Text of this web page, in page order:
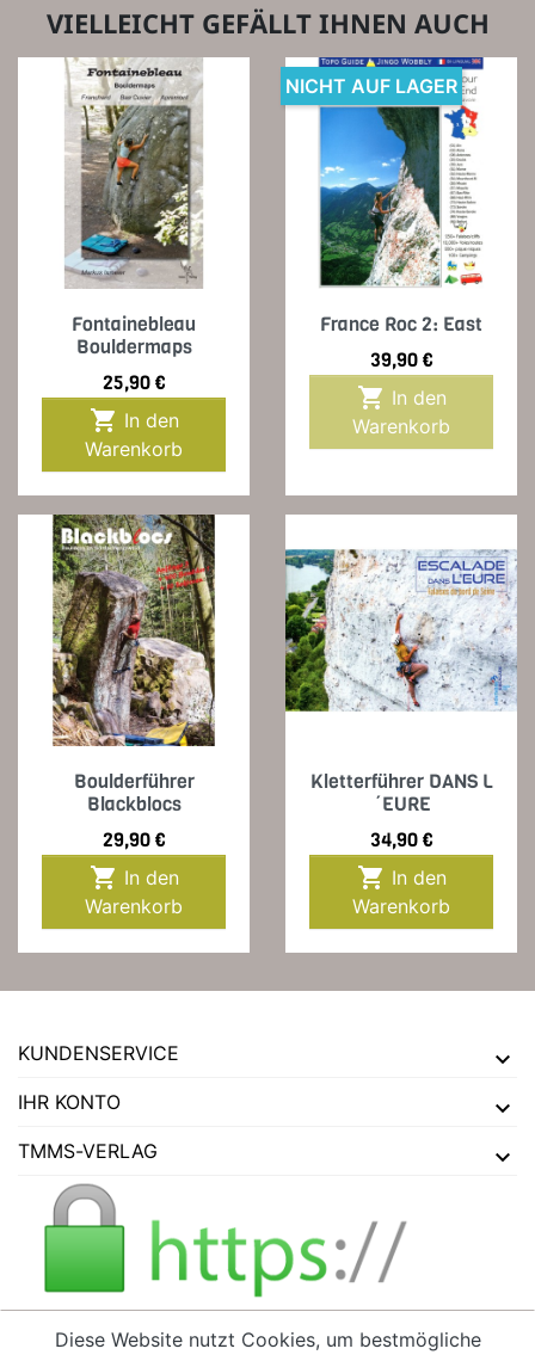
VIELLEICHT GEFÄLLT IHNEN AUCH
Fontainebleau
Bouldermaps
Preis
25,90 €

Warenkorb
France Roc 2: East
Preis
39,90 €

Warenkorb
NICHT AUF LAGER
Boulderführer
Blackblocs
Preis
29,90 €

Warenkorb
Kletterführer DANS L
´EURE
Preis
34,90 €

Warenkorb
KUNDENSERVICE
IHR KONTO
TMMS-VERLAG
Diese Website nutzt Cookies, um bestmögliche